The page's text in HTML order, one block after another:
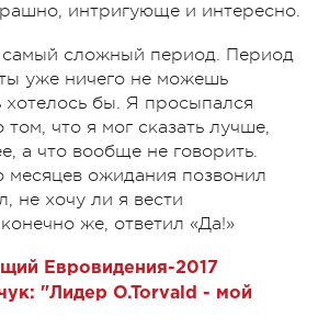
интригующе и интересно.
самый сложный период. Период
уже ничего не можешь
хотелось бы. Я просыпался
что я мог сказать лучше,
а что вообще не говорить.
месяцев ожидания позвонил
не хочу ли я вести
же, ответил «Да!»
Евровидения-2017
"Лидер O.Torvald - мой